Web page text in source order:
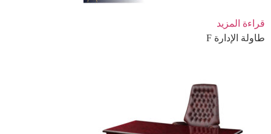
قراءة المزيد
طاولة الإدارة F